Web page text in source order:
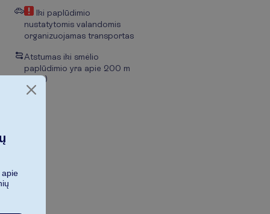
Iki paplūdimio
nustatytomis valandomis
organizuojamas transportas
Atstumas iki smėlio
paplūdimio yra apie 200 m
(Kato)